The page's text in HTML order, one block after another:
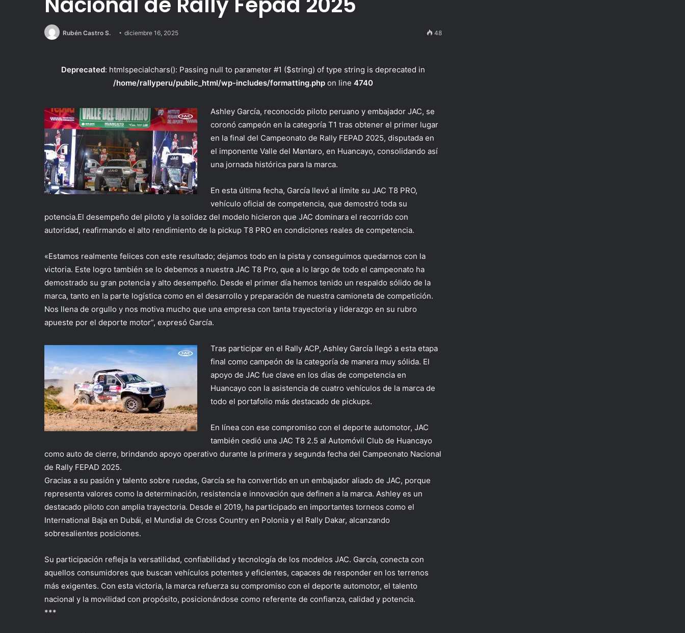
Rubén Castro S. diciembre 16, 2025 48
Deprecated: htmlspecialchars(): Passing null to parameter #1 ($string) of type string is deprecated in
/home/rallyperu/public_html/wp-includes/formatting.php on line 4740
Ashley García, reconocido piloto peruano y embajador JAC, se
coronó campeón en la categoría T1 tras obtener el primer lugar
en la final del Campeonato de Rally FEPAD 2025, disputada en
el imponente Valle del Mantaro, en Huancayo, consolidando así
una jornada histórica para la marca.
En esta última fecha, García llevó al límite su JAC T8 PRO,
vehículo oficial de competencia, que demostró toda su
potencia.El desempeño del piloto y la solidez del modelo hicieron que JAC dominara el recorrido con
autoridad, reafirmando el alto rendimiento de la pickup T8 PRO en condiciones reales de competencia.
«Estamos realmente felices con este resultado; dejamos todo en la pista y conseguimos quedarnos con la
victoria. Este logro también se lo debemos a nuestra JAC T8 Pro, que a lo largo de todo el campeonato ha
demostrado su gran potencia y alto desempeño. Desde el primer día hemos tenido un respaldo sólido de la
marca, tanto en la parte logística como en el desarrollo y preparación de nuestra camioneta de competición.
Nos llena de orgullo y nos motiva mucho que una empresa con tanta trayectoria y liderazgo en su rubro
apueste por el deporte motor”, expresó García.
Tras participar enel Rally ACP, Ashley García llegó a esta etapa
finalcomocampeón de la categoríade manera muy sólida. El
apoyo de JAC fue clave en los días de competencia en
Huancayo con la asistencia de cuatro vehículosde la marca de
todo el portafolio más destacado de pickups.
En línea con ese compromiso con el deporte automotor, JAC
también cedió una JAC T8 2.5 al Automóvil Club de Huancayo
como auto de cierre, brindando apoyo operativo durante la primera y segunda fecha del Campeonato Nacional
de Rally FEPAD 2025.
Gracias a su pasión y talento sobre ruedas, García se ha convertido en un embajador aliado de JAC, porque
representa valores como la determinación, resistencia e innovación que definen a la marca. Ashley es un
destacado piloto con amplia trayectoria. Desde el 2019, ha participado en importantes torneos como el
International Baja en Dubái, el Mundial de Cross Country en Polonia y el Rally Dakar, alcanzando
sobresalientes posiciones.
Su participación refleja la versatilidad, confiabilidad y tecnología de los modelos JAC. García, conecta con
aquellos consumidores que buscan vehículos potentes y eficientes, capaces de responder en los terrenos
más exigentes. Con esta victoria, la marca refuerza su compromiso con el deporte automotor, el talento
nacional y la movilidad con propósito, posicionándose como referente de confianza, calidad y potencia.
***